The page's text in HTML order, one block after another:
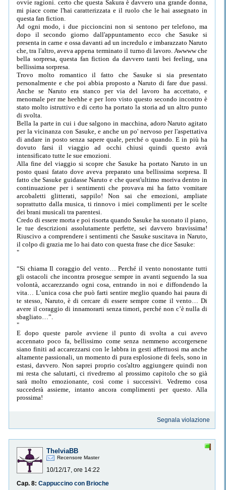
ovvie ragioni. certo che questa Sakura è davvero una grande donna,
mi piace come l'hai caratterizzata e il ruolo che le hai assegnato in
questa fan fiction.
Ad ogni modo, i due piccioncini non si sentono per telefono, ma
dopo il secondo giorno dall'appuntamento ecco che Sasuke si
presenta in carne e ossa davanti ad un incredulo e imbarazzato Naruto
che, tra l'altro, aveva appena terminato il turno di lavoro. Awwww che
bella sorpresa, questa fan fiction da davvero tanti bei feeling, una
bellissima sorpresa.
Trovo molto romantico il fatto che Sasuke si sia presentato
personalmente e che poi abbia proposto a Naruto di fare due passi.
Anche se Naruto era stanco per via del lavoro ha accettato, e
menomale per me heehhe e per loro visto questo secondo incontro è
stato molto istruttivo e di certo ha portato la storia ad un altro punto
di svolta.
Bella la parte in cui i due salgono in macchina, adoro Naruto agitato
per la vicinanza con Sasuke, e anche un po' nervoso per l'aspettativa
di andare in posto senza sapere quale, perché o quando. E in più ha
dovuto farsi il viaggio ad occhi chiusi quindi questo avrà
intensificato tutte le sue emozioni.
Alla fine del viaggio si scopre che Sasuke ha portato Naruto in un
posto quasi fatato dove aveva preparato una bellissima sorpresa. Il
fatto che Sasuke guidasse Naruto e che quest'ultimo moriva dentro in
continuazione per i sentimenti che provava mi ha fatto vomitare
arcobaletti glitterati, sappilo! Non sai che emozioni, ampliate
soprattutto dalla musica, ti rinnovo i miei complimenti per le scelte
dei brani musicali tra parentesi.
Credo di essere morta e poi risorta quando Sasuke ha suonato il piano,
le tue descrizioni assolutamente perfette, sei davvero bravissima!
Riuscivo a comprendere i sentimenti che Sasuke suscitava in Naruto,
il colpo di grazia me lo hai dato con questa frase che dice Sasuke:
"
“Si chiama Il coraggio del vento… Perché il vento nonostante tutti
gli ostacoli che incontra prosegue sempre in avanti seguendo la sua
volontà, accarezzando ogni cosa, entrando in noi e diffondendo la
vita… L’unica cosa che può farti sentire meglio quando hai paura di
te stesso, Naruto, è di cercare di essere sempre come il vento… Di
avere il coraggio di innamorarti senza timori, perché non c’è nulla di
sbagliato…”.
"
E dopo queste parole avviene il punto di svolta a cui avevo
accennato poco fa, bellissimo come senza nemmeno accorgersene
siano finiti ad accarezzarsi con le labbra in gesti affettuosi ma anche
altamente passionali, un momento di pura esplosione di feels, sono in
estasi, davvero. Non saprei proprio cos'altro aggiungere quindi non
mi resta che salutarti, ci rivedremo al prossimo capitolo che so già
sarà molto emozionante, così come i successivi. Vedremo cosa
succederà assieme, intanto ancora complimenti per questo. Alla
prossima!
Segnala violazione
ThelviaBB
Recensore Master
10/12/17, ore 14:22
Cap. 8: Cappuccino con Brioche